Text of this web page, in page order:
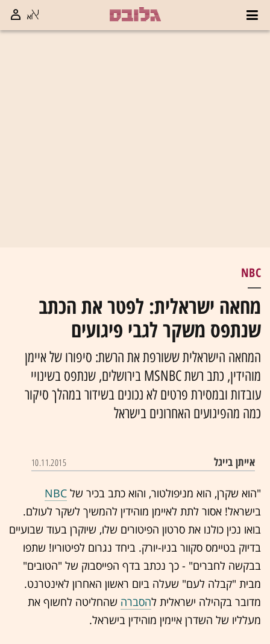
NBC
מחאה ישראלית: לפטר את הכתב
שנתפס משקר לגבי פיגועים
המחאה הישראלית ששורפת את הרשת: סיפורו של איימן
מוהידין, כתב רשת MSNBC בירושלים, שנתפס בשינויי
עובדות ובמסירת פרטים לא נכונים בשידור במהלך סיקור
כמה מהפיגועים האחרונים בישראל
אייתן בייגל 10.11.2015
"הוא שקרן, הוא מניפולטור, והוא כתב בכיר של NBC
בישראל! אסור לתת לאיימן מוהידין להמשיך לשקר לעולם.
בואו נכין כולנו את סרטון הפיטורים שלו, שיוקרן בעוד שבועיים
בדיוק בטיימס סקוור בניו-יורק. ביחד נגרום לפיטוריו! שתפו
בבקשה לחברים" - כך נכתב בדף הפייסבוק של "הטובים"
מבית "קבלה לעם" שעלה ביום ראשון האחרון לאינטרנט.
מדובר בקהילה ישראלית להסברה שהחליטה לחשוף את
מעלליו של השדרן איימין מוהידין בישראל.